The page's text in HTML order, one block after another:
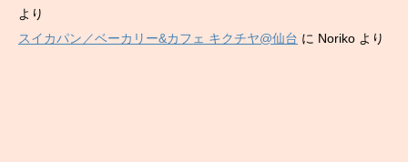
より
スイカパン／ベーカリー&カフェ キクチヤ@仙台 に Noriko より